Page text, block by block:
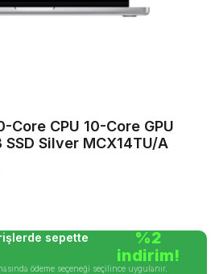
Core CPU 10-Core GPU
Silver MCX14TU/A
sepette
%2
indirim!
ödeme seçeneği seçilince uygulanır.